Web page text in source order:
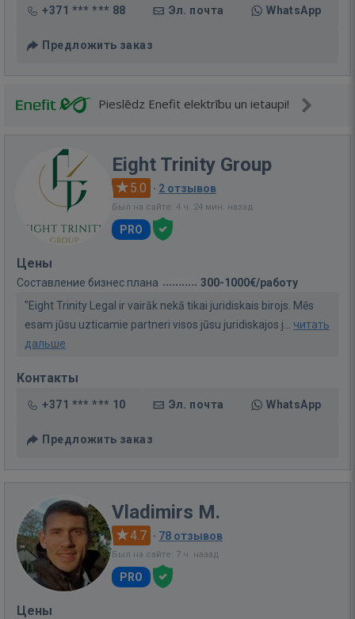
+371 *** *** 88 Эл. почта WhatsApp
Предложить заказ
Pieslēdz Enefit elektrību un ietaupi!
Eight Trinity Group
5.0 · 2 отзывов
Был на сайте: 4 ч. 24 мин. назад
PRO
Цены
Составление бизнес плана
300-1000€/работу
"Eight Trinity Legal ir vairāk nekā tikai juridiskais birojs. Mēs
esam jūsu uzticamie partneri visos jūsu juridiskajos j... читать
дальше
Контакты
+371 *** *** 10 Эл. почта WhatsApp
Предложить заказ
Vladimirs M.
4.7 · 78 отзывов
Был на сайте: 7 ч. назад
PRO
Цены